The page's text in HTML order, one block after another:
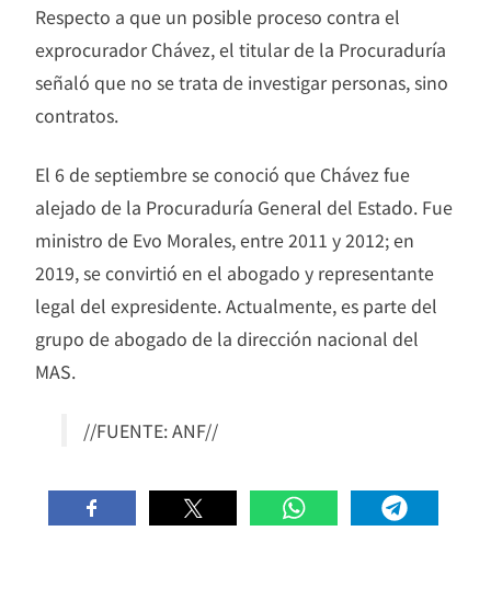
Respecto a que un posible proceso contra el
exprocurador Chávez, el titular de la Procuraduría
señaló que no se trata de investigar personas, sino
contratos.
El 6 de septiembre se conoció que Chávez fue
alejado de la Procuraduría General del Estado. Fue
ministro de Evo Morales, entre 2011 y 2012; en
2019, se convirtió en el abogado y representante
legal del expresidente. Actualmente, es parte del
grupo de abogado de la dirección nacional del
MAS.
//FUENTE: ANF//